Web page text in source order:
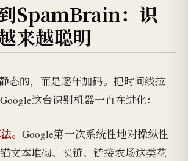
SpamBrain：识
来越聪明
态的，而是逐年加码。把时间线拉
这台识别机器一直在进化：
。 Google第一次系统性地对操纵性
文本堆砌、买链、链接农场这类花